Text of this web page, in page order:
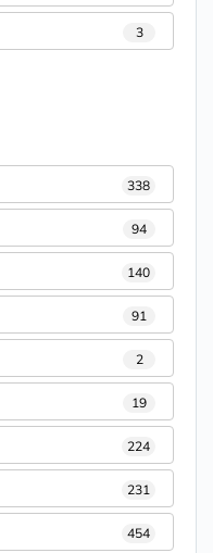
3
338
94
140
91
2
19
224
231
454